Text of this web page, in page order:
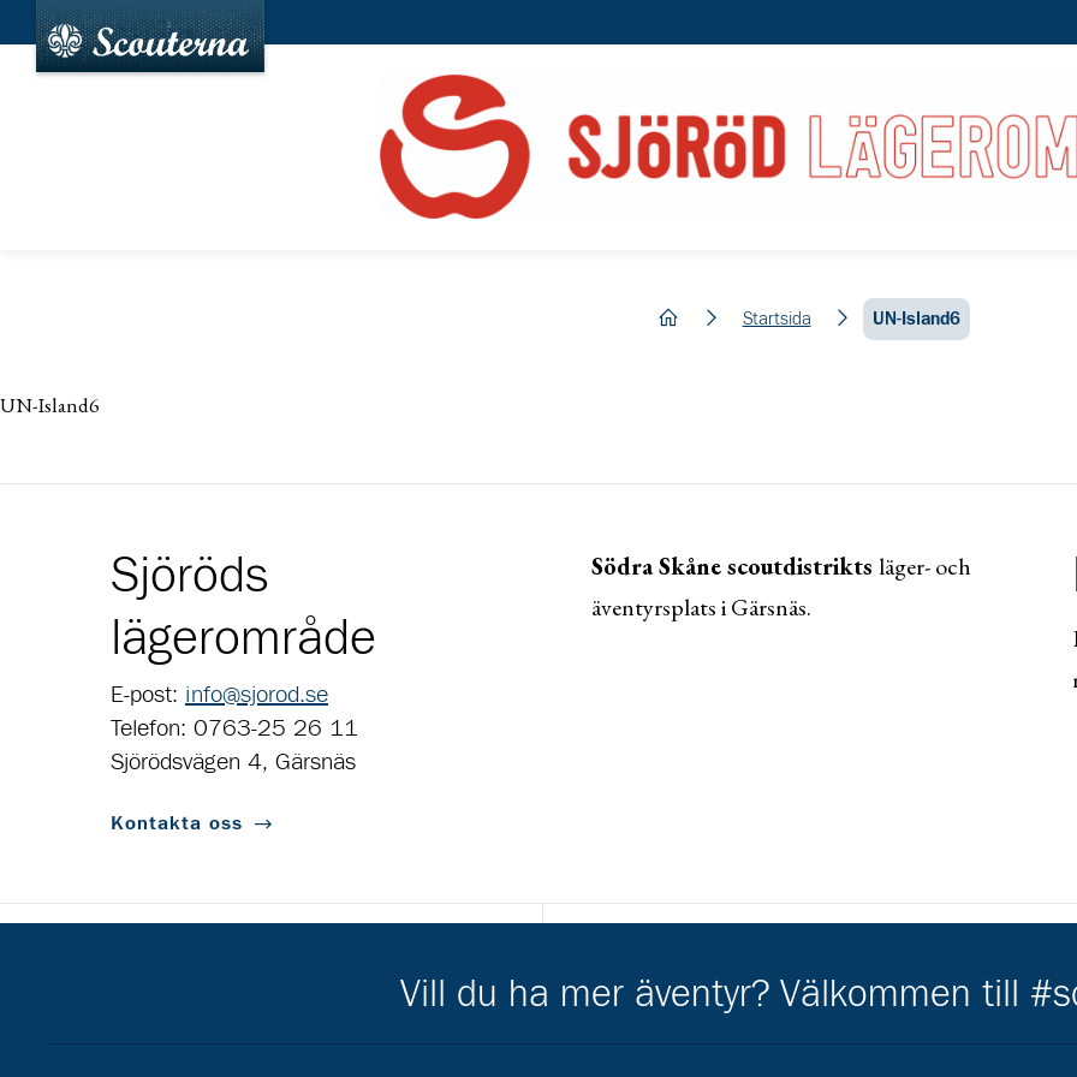
hem Startsida UN-Island6
UN-Island6
Sjöröds
lägerområde
E-post: info@sjorod.se
Telefon: 0763-25 26 11
Sjörödsvägen 4, Gärsnäs
Kontakta oss
Södra Skåne scoutdistrikts läger- och
äventyrsplats i Gärsnäs.
Gå till pl_50
Södra Skånes Scoutdistrikt
Gå till https://sodraskane.scout.se/
Vill du ha mer äventyr? Välkommen till